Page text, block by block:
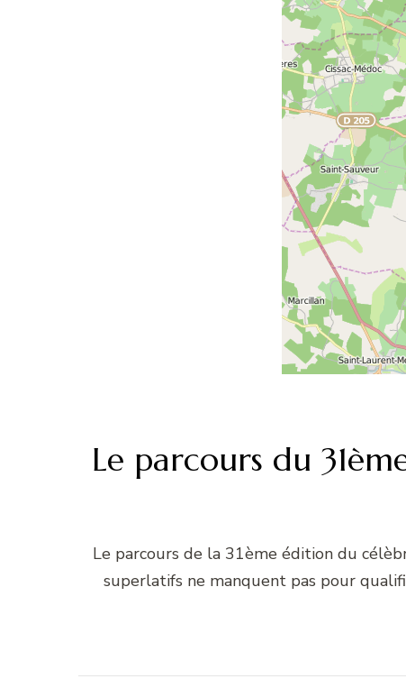
Le parcours du
Le parcours de la 31ème édition du
superlatifs ne manquent pas pour